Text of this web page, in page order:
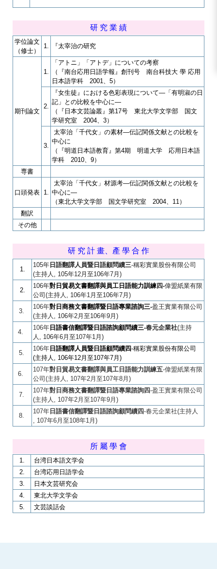
研 究 業 績
学位論文
（修士）
1. 『太宰治の研究
期刊論文
1.
「アトニ」「アトデ」についての考察
（『南台応用日語学報』創刊号 南台科技大 學 応用
日本語学科 2001、5）
2.
『女生徒』における色彩表現について―「有明淑の日
記」との比較を中心に―
（『日本文芸論叢』第17号 東北大学文学部 国文
学研究室 2004、3）
3.
太宰治「千代女」の素材―伝記関係文献との比較を
中心に
（『明道日本語教育』第4期 明道大学 応用日本語
学科 2010、9）
専書
口頭発表 1.
太宰治「千代女」材源考―伝記関係文献との比較を
中心に―
（東北大学文学部 国文学研究室 2004、11）
翻訳
その他
研 究 計 畫、產 學 合 作
1.
105年 日語翻譯人員暨 日語顧問續三-稱彩實業股份有限公司
(主持人 , 105年12月至106年7月 )
2.
106年對日貿易文書翻譯與員工日語能力訓練 四-偉盟紙業有限
公司 (主持人 , 106年1月至106年7月 )
3.
106年對日商務文書翻譯暨日語專業諮詢三-盈王實業有限公司
(主持人 , 106年2月至106年9月 )
4.
106年 日語書信翻譯暨日語諮詢顧問續三-春元企業社(主持
人 , 106年6月至107年1月 )
5.
106年 日語翻譯人員暨 日語顧問續四-稱彩實業股份有限公司
(主持人 , 106年12月至107年7月 )
6.
107年對日貿易文書翻譯與員工日語能力訓練五-偉盟紙業有限
公司 (主持人 , 107年2月至107年8月 )
7.
107年對日商務文書翻譯暨 日語專業諮詢四-盈王實業有限公司
(主持人 , 107年2月至107年9月 )
8.
107年 日語書信翻譯暨 日語諮詢顧問續四-春元企業社(主持人
, 107年6月至108年1月 )
所 屬 學 會
1.
台湾日本語文学会
2.
台湾応用日語学会
3.
日本文芸研究会
4.
東北大学文学会
5.
文芸談話会